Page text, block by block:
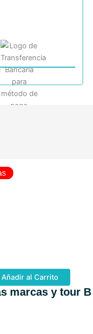
Añadir al Carrito
marcas y tour B